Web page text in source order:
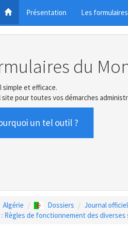
Présentation Les formulaires
du
simple et efficace.
site pour toutes vos démarches
un tel outil ?
Algérie Dossiers Journal
Règles de fonctionnement des diverses